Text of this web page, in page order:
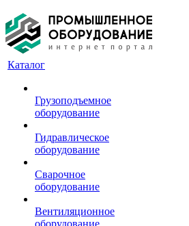
Каталог
Грузоподъемное
оборудование
Гидравлическое
оборудование
Сварочное
оборудование
Вентиляционное
оборудование